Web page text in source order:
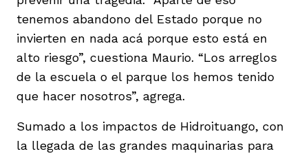
tenemos abandono del Estado porque no
invierten en nada acá porque esto está en
alto riesgo”, cuestiona Maurio. “Los arreglos
de la escuela o el parque los hemos tenido
que hacer nosotros”, agrega.
Sumado a los impactos de Hidroituango, con
la llegada de las grandes maquinarias para